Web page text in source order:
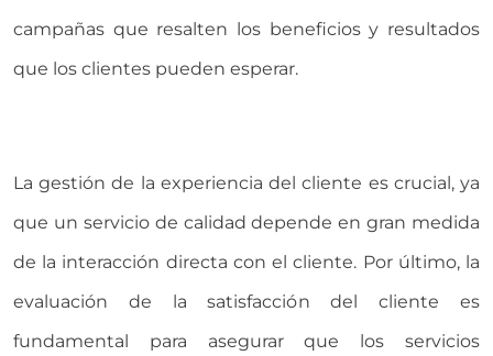
campañas que resalten los beneficios y resultados
que los clientes pueden esperar.
La gestión de la experiencia del cliente es crucial, ya
que un servicio de calidad depende en gran medida
de la interacción directa con el cliente. Por último, la
evaluación de la satisfacción del cliente es
fundamental para asegurar que los servicios